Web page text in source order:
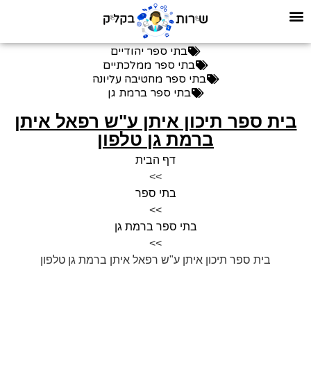
בתי ספר יהודיים
בתי ספר ממלכתיים
בתי ספר מחטיבה עליונה
בתי ספר ברמת גן
בית ספר תיכון איתן ע"ש רפאל איתן
ברמת גן טלפון
דף הבית
>>
בתי ספר
>>
בתי ספר ברמת גן
>>
בית ספר תיכון איתן ע"ש רפאל איתן ברמת גן טלפון